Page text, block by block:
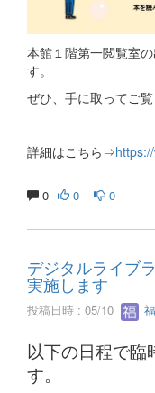
本館１階第一閲覧室
す。
ぜひ、手に取ってご覧
詳細はこちら⇒
0 0 0
デジタルライブ
実施します
投稿日時 : 05/10
以下の日程で臨
す。